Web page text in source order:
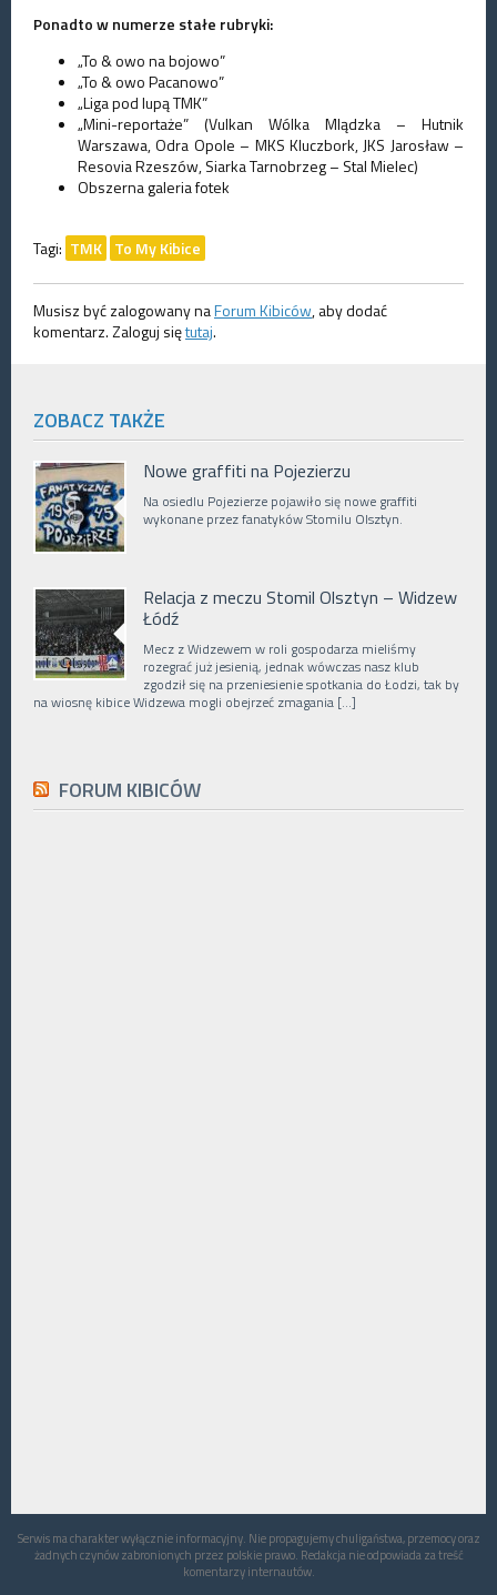
Ponadto w numerze stałe rubryki:
„To & owo na bojowo”
„To & owo Pacanowo”
„Liga pod lupą TMK”
„Mini-reportaże” (Vulkan Wólka Mlądzka – Hutnik
Warszawa, Odra Opole – MKS Kluczbork, JKS Jarosław –
Resovia Rzeszów, Siarka Tarnobrzeg – Stal Mielec)
Obszerna galeria fotek
Tagi: TMK To My Kibice
Musisz być zalogowany naForum Kibiców, aby dodać
komentarz. Zaloguj siętutaj.
ZOBACZ TAKŻE
Nowe graffiti na Pojezierzu
Na osiedlu Pojezierze pojawiło się nowe graffiti
wykonane przez fanatyków Stomilu Olsztyn.
Relacja z meczu Stomil Olsztyn – Widzew
Łódź
Mecz z Widzewem w roli gospodarza mieliśmy
rozegrać już jesienią, jednak wówczas nasz klub
zgodził się na przeniesienie spotkania do Łodzi, tak by
na wiosnę kibice Widzewa mogli obejrzeć zmagania […]
FORUM KIBICÓW
Serwis ma charakter wyłącznie informacyjny. Nie propagujemy chuligaństwa, przemocy oraz
żadnych czynów zabronionych przez polskie prawo. Redakcja nie odpowiada za treść
komentarzy internautów.